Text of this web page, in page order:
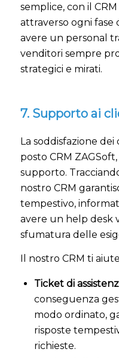
semplice, con il
attraverso ogni fase
avere un personal
venditori sempre
strategici e mirati.
7. Supporto ai
La soddisfazione
posto CRM
supporto.
nostro CRM
tempestivo,
avere un help desk
sfumatura delle
Il nostro CRM ti
Ticket di
conseguenza
modo ordinato,
risposte
richieste.